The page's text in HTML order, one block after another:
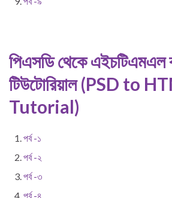
পিএসডি থেকে এইচটিএমএল
টিউটোরিয়াল (PSD to
Tutorial)
পর্ব -১
পর্ব -২
পর্ব -৩
পর্ব -৪